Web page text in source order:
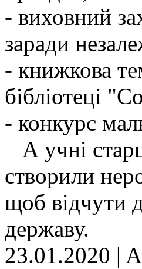
- виховний
заради
- книжкова
бібліотеці
- конкурс
А учні
створили
щоб відчути
державу.
23.01.2020 |